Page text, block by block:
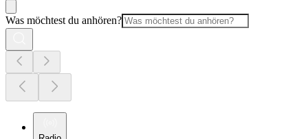
Was möchtest du anhören?